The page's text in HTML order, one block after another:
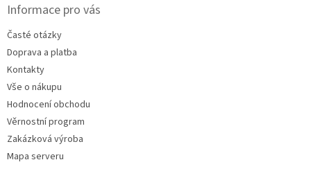
Informace pro vás
Časté otázky
Doprava a platba
Kontakty
Vše o nákupu
Hodnocení obchodu
Věrnostní program
Zakázková výroba
Mapa serveru